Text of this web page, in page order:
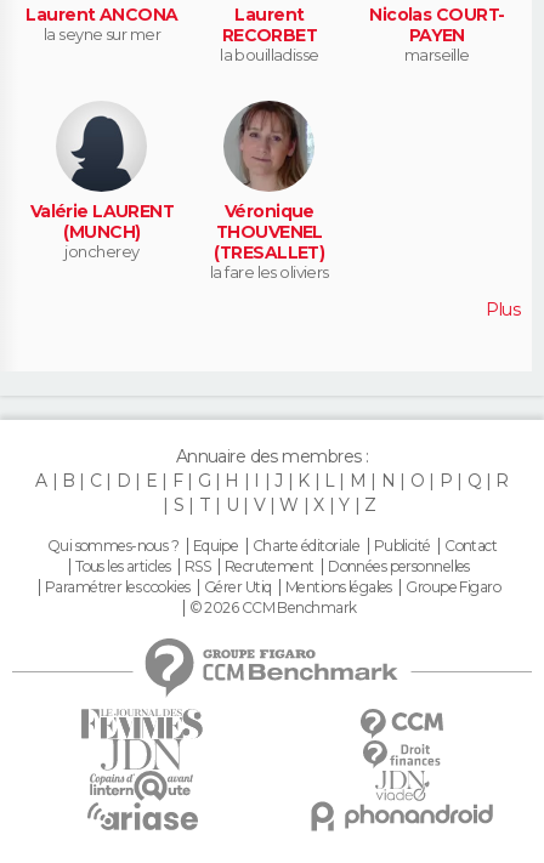
Laurent ANCONA
la seyne sur mer
Laurent
RECORBET
la bouilladisse
Nicolas COURT-
PAYEN
marseille
Valérie LAURENT
(MUNCH)
joncherey
Véronique
THOUVENEL
(TRESALLET)
la fare les oliviers
Plus
Annuaire des membres :
A
B C D E F G H J K L M N O P Q
R
S
T U V W X Y Z
Qui sommes-nous ? Equipe Charte éditoriale Publicité
Contact
Tous les articles
RSS Recrutement
Données personnelles
Paramétrer les cookies
Gérer Utiq Mentions légales
Groupe Figaro
© 2026 CCM Benchmark